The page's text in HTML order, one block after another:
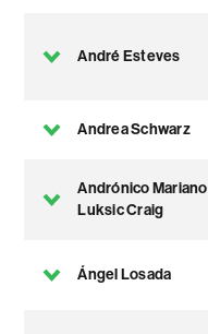
André Esteves
Andrea Schwarz
Andrónico Mariano
Luksic Craig
Ángel Losada